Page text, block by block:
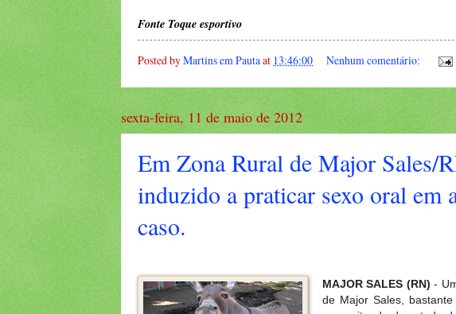
Fonte Toque esportivo
Posted byMartins em Pautaat 13:46:00 Nenhum comentário:
sexta-feira, 11 de maio de 2012
Em Zona Rural de Major Sales/
induzido a praticar sexo oral em
caso.
MAJOR SALES (RN) -
de Major Sales,